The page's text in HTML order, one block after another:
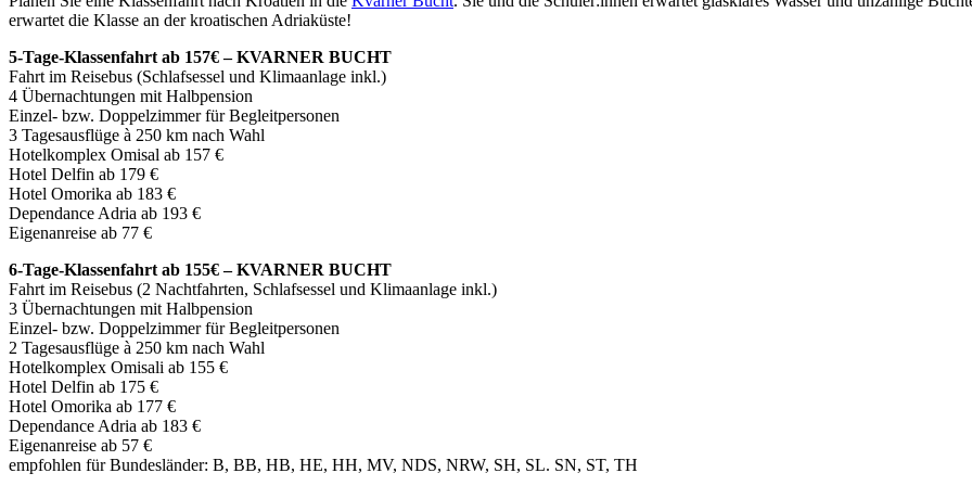
erwartet die Klasse an der kroatischen Adriaküste!
5-Tage-Klassenfahrt ab 157€ – KVARNER BUCHT
Fahrt im Reisebus (Schlafsessel und Klimaanlage inkl.)
4 Übernachtungen mit Halbpension
Einzel- bzw. Doppelzimmer für Begleitpersonen
3 Tagesausflüge à 250 km nach Wahl
Hotelkomplex Omisal ab 157 €
Hotel Delfin ab 179 €
Hotel Omorika ab 183 €
Dependance Adria ab 193 €
Eigenanreise ab 77 €
6-Tage-Klassenfahrt ab 155€ – KVARNER BUCHT
Fahrt im Reisebus (2 Nachtfahrten, Schlafsessel und Klimaanlage inkl.)
3 Übernachtungen mit Halbpension
Einzel- bzw. Doppelzimmer für Begleitpersonen
2 Tagesausflüge à 250 km nach Wahl
Hotelkomplex Omisali ab 155 €
Hotel Delfin ab 175 €
Hotel Omorika ab 177 €
Dependance Adria ab 183 €
Eigenanreise ab 57 €
empfohlen für Bundesländer: B, BB, HB, HE, HH, MV, NDS, NRW, SH, SL. SN, ST, TH